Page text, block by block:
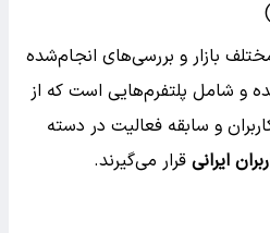
بازار و بررسی‌های انجام‌شده
و شامل پلتفرم‌هایی است که از
و سابقه فعالیت در دسته
ایرانی قرار می‌گیرند.